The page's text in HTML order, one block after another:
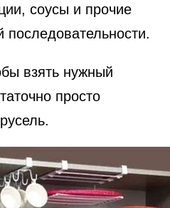
соусы и прочие
последовательности.
взять нужный
просто